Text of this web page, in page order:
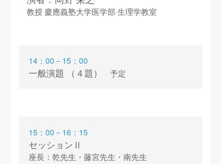
教授 慶應義塾大学医学部 生理学教室
14：00－15：00
一般演題 （４題） 予定
15：00－16：15
セッションⅡ
座長：乾先生・藤宮先生・南先生